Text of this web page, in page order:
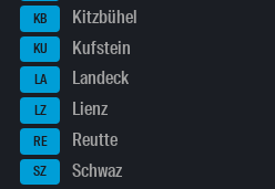
KB Kitzbühel
KU Kufstein
LA Landeck
LZ Lienz
RE Reutte
SZ Schwaz